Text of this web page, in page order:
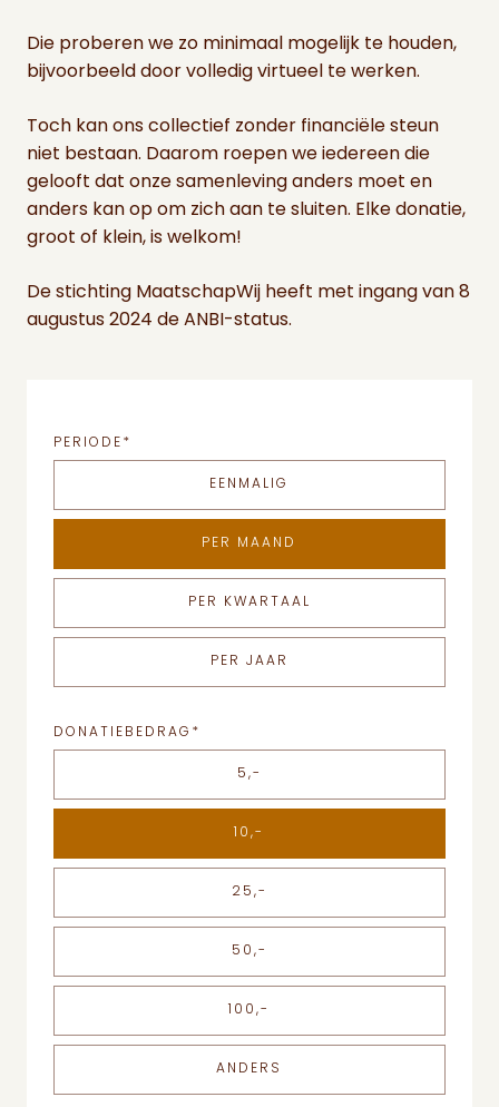
Die proberen we zo minimaal mogelijk te houden,
bijvoorbeeld door volledig virtueel te werken.
Toch kan ons collectief zonder financiële steun
niet bestaan. Daarom roepen we iedereen die
gelooft dat onze samenleving anders moet en
anders kan op om zich aan te sluiten. Elke donatie,
groot of klein, is welkom!
De stichting MaatschapWij heeft met ingang van 8
augustus 2024 de ANBI-status.
PERIODE *
EENMALIG
PER MAAND
PER KWARTAAL
PER JAAR
DONATIEBEDRAG *
5,-
10,-
25,-
50,-
100,-
ANDERS